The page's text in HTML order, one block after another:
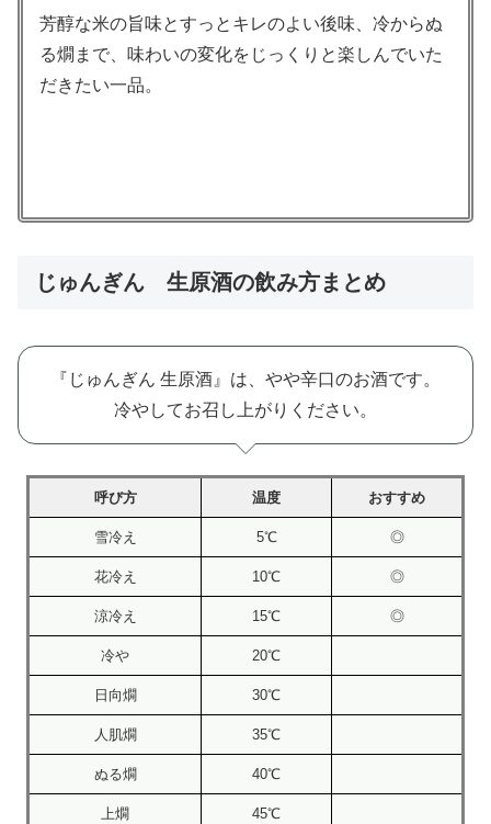
芳醇な米の旨味とすっとキレのよい後味、冷からぬ
る燗まで、味わいの変化をじっくりと楽しんでいた
だきたい一品。
じゅんぎん 生原酒の飲み方まとめ
『じゅんぎん 生原酒』は、やや辛口のお酒です。
冷やしてお召し上がりください。
呼び方 温度 おすすめ
雪冷え 5℃ ◎
花冷え 10℃ ◎
涼冷え 15℃ ◎
冷や 20℃
日向燗 30℃
人肌燗 35℃
ぬる燗 40℃
上燗 45℃